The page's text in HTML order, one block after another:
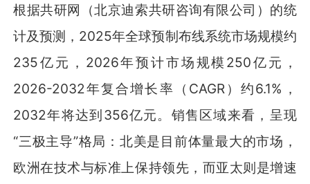
根据共研网（北京迪索共研咨询有限公司）的统
计及预测，2025年全球预制布线系统市场规模约
235亿元，2026年预计市场规模250亿元，
2026-2032年复合增长率（CAGR）约6.1%，
2032年将达到356亿元。销售区域来看，呈现
“三极主导”格局：北美是目前体量最大的市场，
欧洲在技术与标准上保持领先，而亚太则是增速